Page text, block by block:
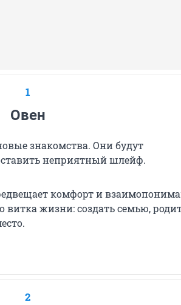
1
Овен
знакомства. Они будут
неприятный шлейф.
комфорт и
жизни: создать семью,
2